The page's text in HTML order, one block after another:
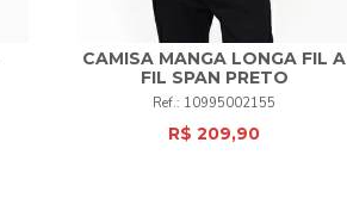
2 3 4 5 6
COMPRAR
CAMISA MANGA LONGA FIL A
FIL SPAN PRETO
10995002155
R$ 209,90